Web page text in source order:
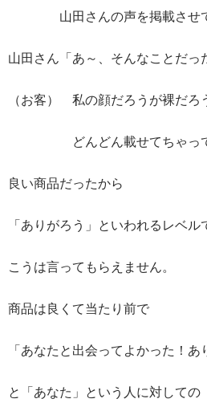
山田さんの声を掲載させて
山田さん「あ～、そんなことだっ
（お客） 私の顔だろうが裸だろ
どんどん載せてちゃって
良い商品だったから
「ありがろう」といわれるレベル
こうは言ってもらえません。
商品は良くて当たり前で
「あなたと出会ってよかった！あ
と「あなた」という人に対しての